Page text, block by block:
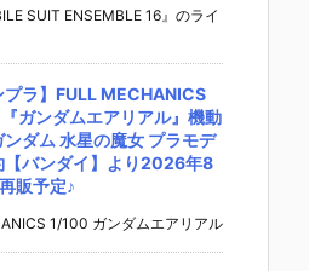
SUIT ENSEMBLE 16』のライ
プラ】FULL MECHANICS
ガンダムエアリアル』機動
ンダム 水星の魔女 プラモデ
【バンダイ】より2026年8
販予定♪
1/100 ガンダムエアリアル